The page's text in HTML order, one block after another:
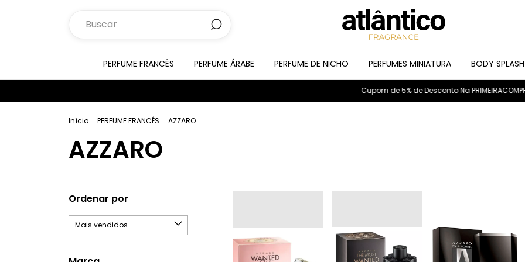
PERFUME FRANCÊS PERFUME ÁRABE PERFUME DE NICHO PERFUMES MINIATURA BODY SPLASH
Cupom de 5% de Desconto Na PRIMEIRACOMPRA
Início . PERFUME FRANCÊS . AZZARO
AZZARO
Ordenar por